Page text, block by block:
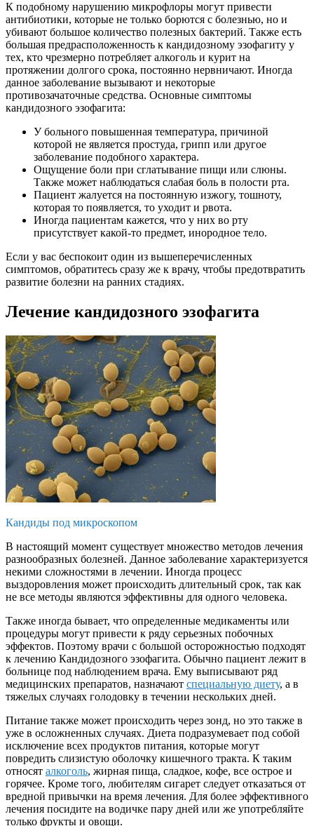
К подобному нарушению микрофлоры могут привести
антибиотики, которые не только борются с болезнью, но и
убивают большое количество полезных бактерий. Также есть
большая предрасположенность к кандидозному эзофагиту у
тех, кто чрезмерно потребляет алкоголь и курит на
протяжении долгого срока, постоянно нервничают. Иногда
данное заболевание вызывают и некоторые
противозачаточные средства. Основные симптомы
кандидозного эзофагита:
У больного повышенная температура, причиной
которой не является простуда, грипп или другое
заболевание подобного характера.
Ощущение боли при сглатывание пищи или слюны.
Также может наблюдаться слабая боль в полости рта.
Пациент жалуется на постоянную изжогу, тошноту,
которая то появляется, то уходит и рвота.
Иногда пациентам кажется, что у них во рту
присутствует какой-то предмет, инородное тело.
Если у вас беспокоит один из вышеперечисленных
симптомов, обратитесь сразу же к врачу, чтобы предотвратить
развитие болезни на ранних стадиях.
Лечение кандидозного эзофагита
Кандиды под микроскопом
В настоящий момент существует множество методов лечения
разнообразных болезней. Данное заболевание характеризуется
некими сложностями в лечении. Иногда процесс
выздоровления может происходить длительный срок, так как
не все методы являются эффективны для одного человека.
Также иногда бывает, что определенные медикаменты или
процедуры могут привести к ряду серьезных побочных
эффектов. Поэтому врачи с большой осторожностью подходят
к лечению Кандидозного эзофагита. Обычно пациент лежит в
больнице под наблюдением врача. Ему выписывают ряд
медицинских препаратов, назначают специальную диету, а в
тяжелых случаях голодовку в течении нескольких дней.
Питание также может происходить через зонд, но это также в
уже в осложненных случаях. Диета подразумевает под собой
исключение всех продуктов питания, которые могут
повредить слизистую оболочку кишечного тракта. К таким
относят алкоголь, жирная пища, сладкое, кофе, все острое и
горячее. Кроме того, любителям сигарет следует отказаться от
вредной привычки на время лечения. Для более эффективного
лечения посидите на водичке пару дней или же употребляйте
только фрукты и овощи.